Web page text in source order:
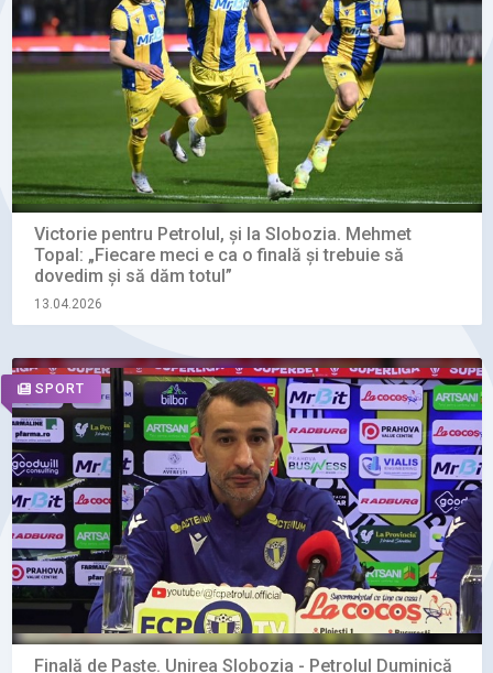
Victorie pentru Petrolul, și la Slobozia. Mehmet
Topal: „Fiecare meci e ca o finală şi trebuie să
dovedim şi să dăm totul”
13.04.2026
SPORT
Finală de Paște. Unirea Slobozia - Petrolul Duminică